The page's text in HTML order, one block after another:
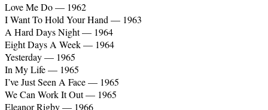
Love Me Do — 1962
I Want To Hold Your Hand — 1963
A Hard Days Night — 1964
Eight Days A Week — 1964
Yesterday — 1965
In My Life — 1965
I’ve Just Seen A Face — 1965
We Can Work It Out — 1965
Eleanor Rigby — 1966